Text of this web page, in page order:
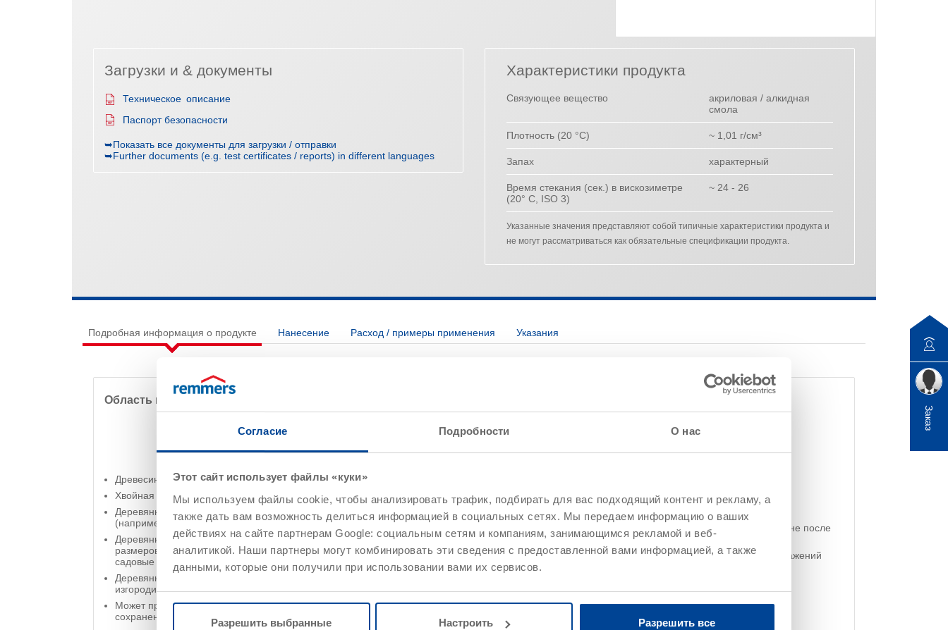
Согласие Подробности О нас
Этот сайт использует файлы «куки»
Мы используем файлы cookie, чтобы анализировать трафик, подбирать для вас подходящий контент и рекламу, а
также дать вам возможность делиться информацией в социальных сетях. Мы передаем информацию о ваших
действиях на сайте партнерам Google: социальным сетям и компаниям, занимающимся рекламой и веб-
аналитикой. Наши партнеры могут комбинировать эти сведения с предоставленной вами информацией, а также
данными, которые они получили при использовании вами их сервисов.
Разрешить выбранные Настроить Разрешить все
Загрузки и & документы
Техническое описание
Паспорт безопасности
➥Показать все документы для загрузки / отправки
➥Further documents (e.g. test certificates / reports) in different languages
Характеристики продукта
Связующее вещество
акриловая / алкидная
смола
Плотность (20 °C) ~ 1,01 г/см³
Запах характерный
Время стекания (сек.) в вискозиметре
(20° C, ISO 3)
~ 24 - 26
Указанные значения представляют собой типичные характеристики продукта и
не могут рассматриваться как обязательные спецификации продукта.
Подробная информация о продукте Нанесение Расход / примеры применения Указания
Область применения
Древесина вне помещений
Хвойная и лиственная древесина
Деревянные элементы с постоянным сохранением линейных размеров
(например, окна и двери, включая их внутренние поверхности)
Деревянные элементы с ограниченным сохранением линейных
размеров (например, оконные ставни, профилированные материалы,
садовые дома)
Деревянные элементы без сохранения линейных размеров (например,
изгороди, фахверк, навесы для автомобиля, деревянная обшивка)
Может применяться в качестве тонкослойной лазури для элементов без
сохранения линейных размеров
Хорошее смачивание пор
Продукт готов к нанесению методом окунания и облива
Хорошее стекание на необработанной древесине и древесине после
пропитки
С пленочной консервацией против микробиологических поражений
Атмосферостойкость
Заказ